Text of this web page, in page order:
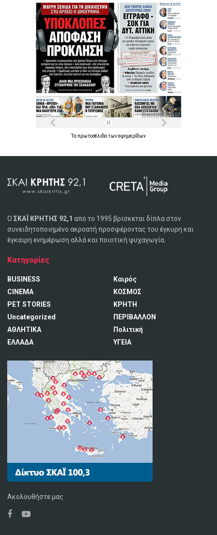
Τα πρωτοσέλιδα τωνεφημερίδων
Ο ΣΚΑΪ ΚΡΗΤΗΣ 92,1 από το 1995 βρίσκεται δίπλα στον
συνειδητοποιημένο ακροατή προσφέροντας του έγκυρη και
έγκαιρη ενημέρωση αλλά και ποιοτική ψυχαγωγία.
Κατηγορίες
BUSINESS
CINEMA
PET STORIES
Uncategorized
ΑΘΛΗΤΙΚΑ
ΕΛΛΑΔΑ
Καιρός
ΚΟΣΜΟΣ
ΚΡΗΤΗ
ΠΕΡΙΒΑΛΛΟΝ
Πολιτική
ΥΓΕΙΑ
Ακολουθήστε μας